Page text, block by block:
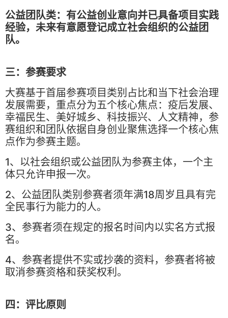
公益团队类：有公益创业意向并已具备项目实践
经验，未来有意愿登记成立社会组织的公益团
队。
三：参赛要求
大赛基于首届参赛项目类别占比和当下社会治理
发展需要，重点分为五个核心焦点：疫后发展、
幸福民生、美好城乡、科技振兴、人文精神，参
赛组织和团队依据自身创业聚焦选择一个核心焦
点作为参赛主题。
1、以社会组织或公益团队为参赛主体，一个主
体只允许申报一次。
2、公益团队类别参赛者须年满18周岁且具有完
全民事行为能力的人。
3、参赛者须在规定的报名时间内以实名方式报
名。
4、参赛者提供不实或抄袭的资料，参赛者将被
取消参赛资格和获奖权利。
四：评比原则